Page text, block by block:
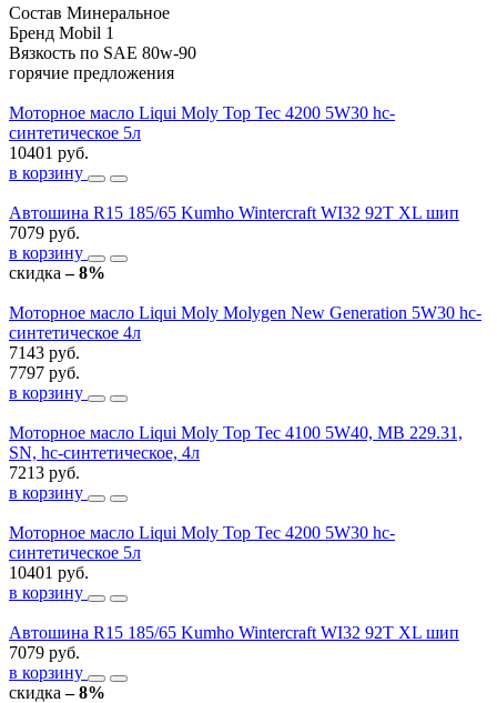
Состав Минеральное
Бренд Mobil 1
Вязкость по SAE 80w-90
горячие предложения
Моторное масло Liqui Moly Top Tec 4200 5W30 hc-
синтетическое 5л
10401 руб.
в корзину
Автошина R15 185/65 Kumho Wintercraft WI32 92T XL шип
7079 руб.
в корзину
скидка– 8%
Моторное масло Liqui Moly Molygen New Generation 5W30 hc-
синтетическое 4л
7143 руб.
7797 руб.
в корзину
Моторное масло Liqui Moly Top Tec 4100 5W40, MB 229.31,
SN, hc-синтетическое, 4л
7213 руб.
в корзину
Моторное масло Liqui Moly Top Tec 4200 5W30 hc-
синтетическое 5л
10401 руб.
в корзину
Автошина R15 185/65 Kumho Wintercraft WI32 92T XL шип
7079 руб.
в корзину
скидка– 8%